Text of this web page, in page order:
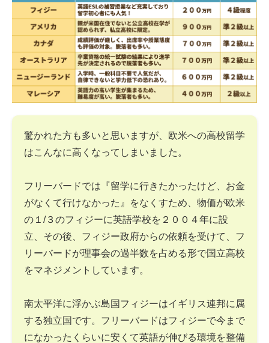
驚かれた方も多いと思いますが、欧米への高校留学
はこんなに高くなってしまいました。
フリーバードでは『留学に行きたかったけど、お金
がなくて行けなかった』をなくすため、物価が欧米
の１/３のフィジーに英語学校を２００４年に設
立、その後、フィジー政府からの依頼を受けて、フ
リーバードが理事会の過半数を占める形で国立高校
をマネジメントしています。
南太平洋に浮かぶ島国フィジーはイギリス連邦に属
する独立国です。フリーバードはフィジーで今まで
になかったくらいに安くて英語が伸びる環境を整備